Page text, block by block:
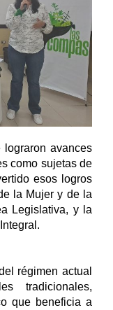
avances
como sujetas de
esos logros
la Mujer y de la
Legislativa, y la
régimen actual
tradicionales,
que beneficia a